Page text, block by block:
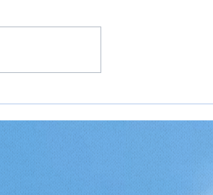
og oplev noget nyt